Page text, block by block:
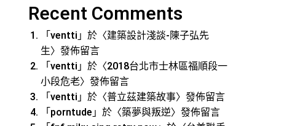
Recent Comments
「ventti」於〈建築設計淺談-陳子弘先
生〉發佈留言
「ventti」於〈2018台北市士林區福順段一
小段危老〉發佈留言
「ventti」於〈普立茲建築故事〉發佈留言
「porntude」於〈築夢與叛逆〉發佈留言